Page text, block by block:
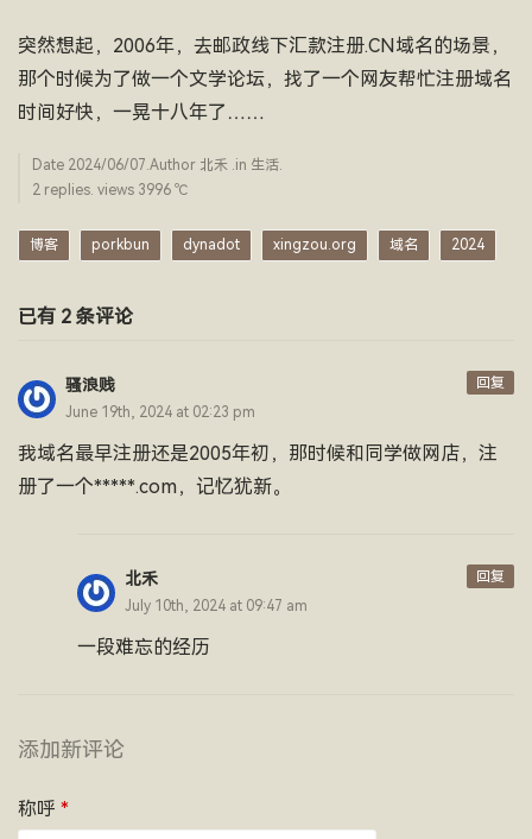
突然想起，2006年，去邮政线下汇款注册.CN域名的场景，
那个时候为了做一个文学论坛，找了一个网友帮忙注册域名
时间好快，一晃十八年了……
Date 2024/06/07.Author 北禾 .in 生活.
2 replies. views 3996 ­℃
博客 porkbun dynadot xingzou.org 域名 2024
已有 2 条评论
骚浪贱
June 19th, 2024 at 02:23 pm
我域名最早注册还是2005年初，那时候和同学做网店，注
册了一个*****.com，记忆犹新。
回复
北禾
July 10th, 2024 at 09:47 am
一段难忘的经历
回复
添加新评论
称呼 *